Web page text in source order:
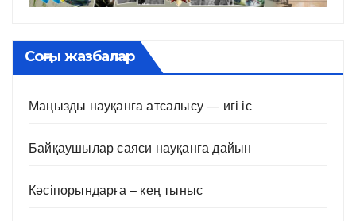
Соңғы жазбалар
Маңызды науқанға атсалысу — игі іс
Байқаушылар саяси науқанға дайын
Кәсіпорындарға – кең тыныс